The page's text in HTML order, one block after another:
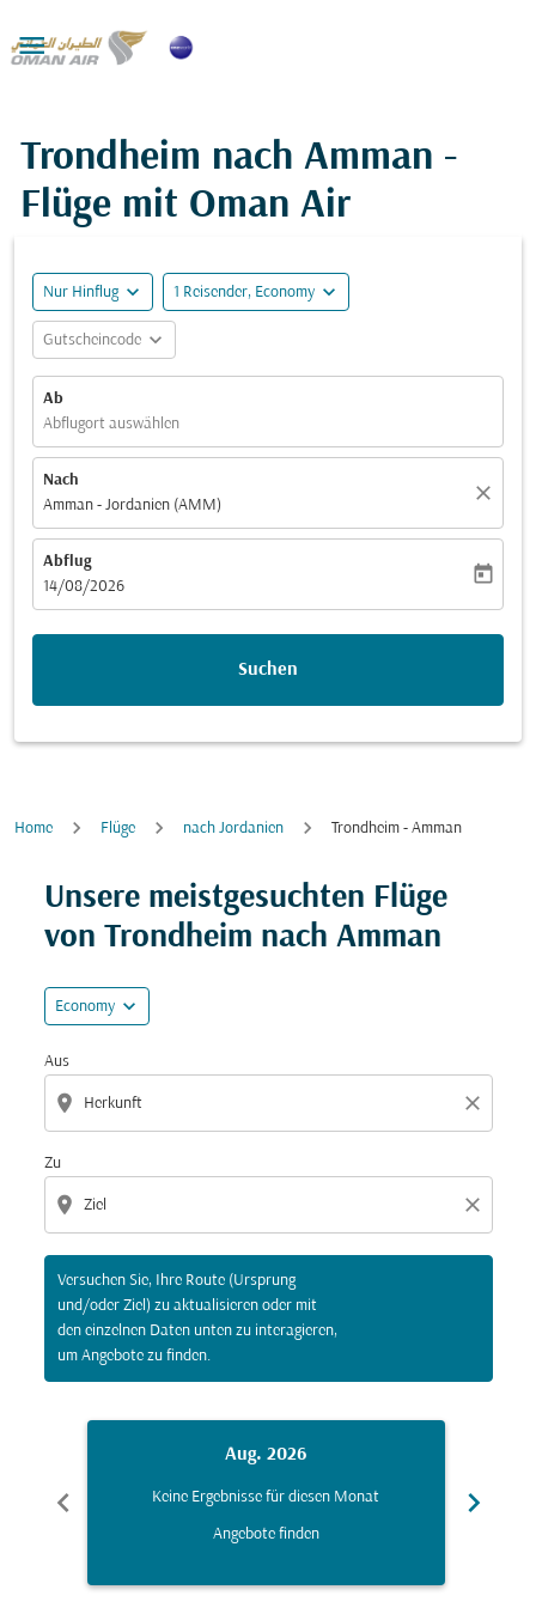

Trondheim nach Amman -
Flüge mit Oman Air
Nur Hinflug expand_more 1 Reisender, Economy expand_more
Gutscheincode expand_more
Ab
Abflugort auswählen
Nach
Amman - Jordanien (AMM)
close
Abflug
fc-booking-departure-date-aria-label
14/08/2026
today
Suchen
Home Flüge nach Jordanien Trondheim - Amman
Unsere meistgesuchten Flüge
von Trondheim nach Amman
Economy expand_more
Aus
location_on close
Zu
location_on close
Versuchen Sie, Ihre Route (Ursprung
und/oder Ziel) zu aktualisieren oder mit
den einzelnen Daten unten zu interagieren,
um Angebote zu finden.
Versuchen Sie, Ihre Route (Ursprung und/oder Ziel)
chevron_left
Aug. 2026
Keine Ergebnisse für diesen Monat
Angebote finden
chevron_right